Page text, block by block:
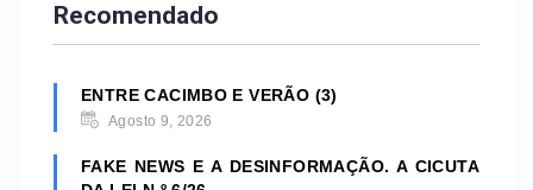
Recomendado
ENTRE CACIMBO E VERÃO (3)
Agosto 9, 2026
FAKE NEWS E A DESINFORMAÇÃO. A CICUTA